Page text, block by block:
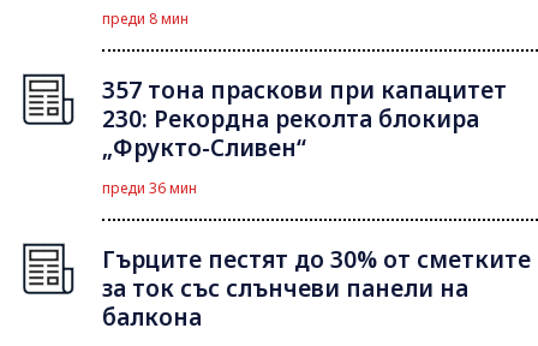
преди 8 мин
357 тона праскови при капацитет
230: Рекордна реколта блокира
„Фрукто-Сливен“
преди 36 мин
Гърците пестят до 30% от сметките
за ток със слънчеви панели на
балкона